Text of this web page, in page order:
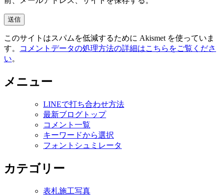
このサイトはスパムを低減するために Akismet を使っていま
す。
コメントデータの処理方法の詳細はこちらをご覧くださ
い。
メニュー
LINEで打ち合わせ方法
最新ブログトップ
コメント一覧
キーワードから選択
フォントシュミレータ
カテゴリー
表札施工写真